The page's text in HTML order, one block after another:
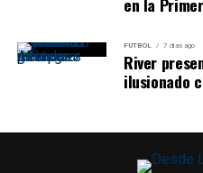
FUTBOL 7 días ago
River
ilusionado